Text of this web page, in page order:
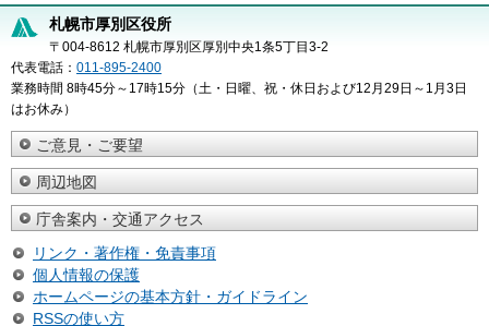
札幌市厚別区役所
〒004-8612 札幌市厚別区厚別中央1条5丁目3-2
代表電話： 011-895-2400
業務時間 8時45分～17時15分（土・日曜、祝・休日および12月29日～1月3日
はお休み）
ご意見・ご要望
周辺地図
庁舎案内・交通アクセス
リンク・著作権・免責事項
個人情報の保護
ホームページの基本方針・ガイドライン
RSSの使い方